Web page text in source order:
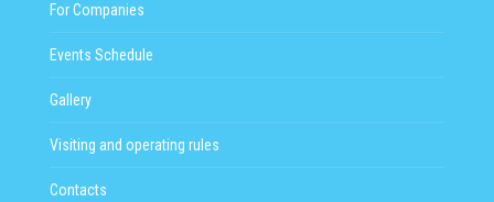
For Companies
Events Schedule
Gallery
Visiting and operating rules
Contacts